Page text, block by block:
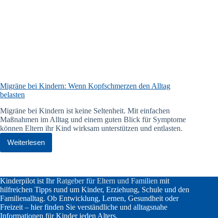
Migräne bei Kindern: Wenn Kopfschmerzen den Alltag
belasten
Migräne bei Kindern ist keine Seltenheit. Mit einfachen
Maßnahmen im Alltag und einem guten Blick für Symptome
können Eltern ihr Kind wirksam unterstützen und entlasten.
Weiterlesen
Migräne
bei
Kopfschmerzen
den
Alltag
belasten
Kinderpilot ist IhrRatgeber für Eltern und Familien mit
hilfreichen Tipps rund um Kinder, Erziehung, Schule und den
Familienalltag. Ob Entwicklung, Lernen, Gesundheit oder
Freizeit – hier finden Sie verständliche und alltagsnahe
Informationen für Kinder jeden Alters.